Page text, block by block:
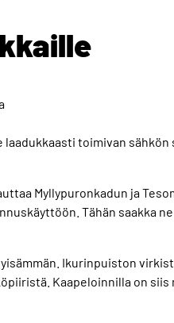
laadukkaasti toimivan
Myllypuronkadun ja
Tähän saakka
Ikurinpuiston
Kaapeloinnilla on